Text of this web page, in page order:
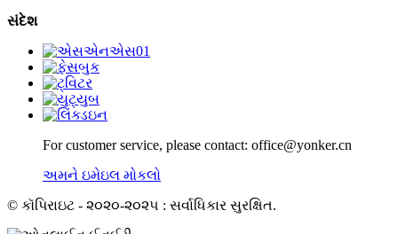
સંદેશ
For customer service, please contact: office@yonker.cn
અમને ઇમેઇલ મોકલો
© કૉપિરાઇટ - ૨૦૨૦-૨૦૨૫ : સર્વાધિકાર સુરક્ષિત.